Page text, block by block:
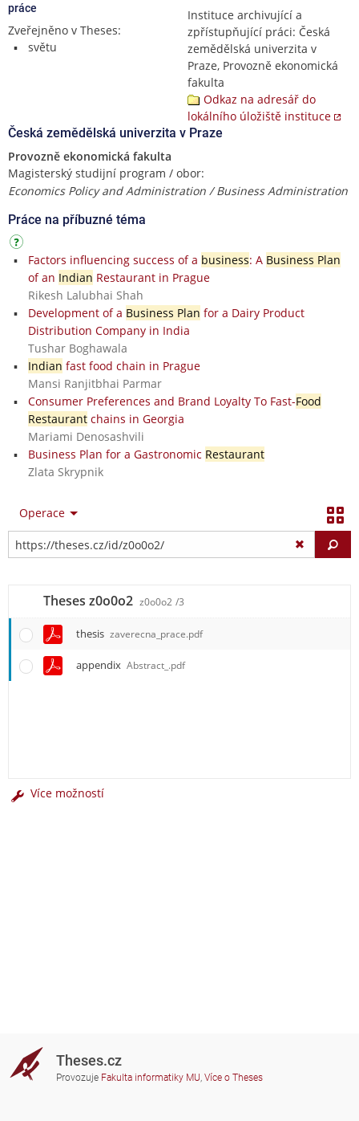
práce
Zveřejněno v Theses:
světu
Instituce archivující a
zpřístupňující práci: Česká
zemědělská univerzita v
Praze, Provozně ekonomická
fakulta
Odkaz na adresář do
lokálního úložiště instituce
Česká zemědělská univerzita v Praze
Provozně ekonomická fakulta
Magisterský studijní program / obor:
Economics Policy and Administration / Business Administration
Práce na příbuzné téma
Factors influencing success of a business: A Business Plan
of an Indian Restaurant in Prague
Rikesh Lalubhai Shah
Development of a Business Plan for a Dairy Product
Distribution Company in India
Tushar Boghawala
Indian fast food chain in Prague
Mansi Ranjitbhai Parmar
Consumer Preferences and Brand Loyalty To Fast-Food
Restaurantchains in Georgia
Mariami Denosashvili
Business Plan for a Gastronomic Restaurant
Zlata Skrypnik
Operace
Theses z0o0o2 z0o0o2 /3
thesis zaverecna_prace.pdf
appendix Abstract_.pdf
Více možností
Theses.cz
Provozuje Fakulta informatiky MU, Více o Theses